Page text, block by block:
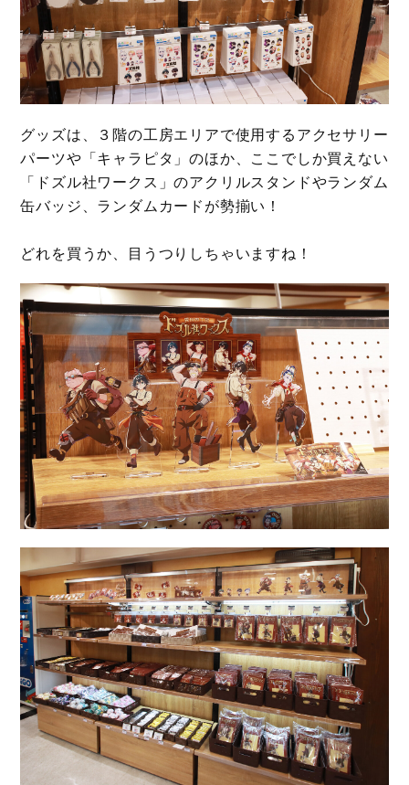
グッズは、３階の工房エリアで使用するアクセサリー
パーツや「キャラピタ」のほか、ここでしか買えない
「ドズル社ワークス」のアクリルスタンドやランダム
缶バッジ、ランダムカードが勢揃い！
どれを買うか、目うつりしちゃいますね！